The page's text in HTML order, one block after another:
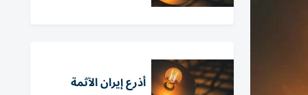
أذرع إيران الآثمة